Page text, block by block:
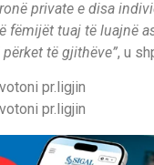
private e disa
fëmijët tuaj të luajnë
të gjithëve”, u